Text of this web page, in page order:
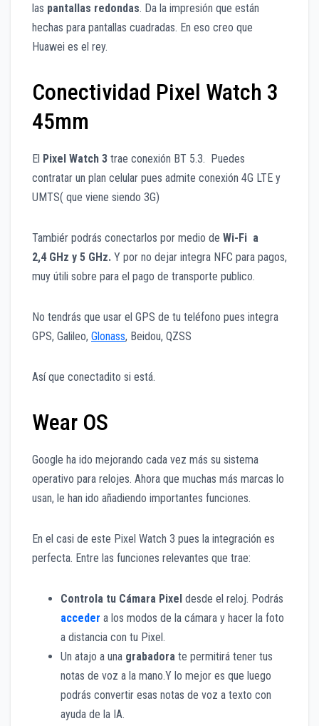
las pantallas redondas. Da la impresión que están
hechas para pantallas cuadradas. En eso creo que
Huawei es el rey.
Conectividad Pixel Watch 3
45mm
El Pixel Watch 3 trae conexión BT 5.3. Puedes
contratar un plan celular pues admite conexión 4G LTE y
UMTS( que viene siendo 3G)
Tambiér podrás conectarlos por medio de Wi-Fi a
2,4 GHz y 5 GHz. Y por no dejar integra NFC para pagos,
muy útili sobre para el pago de transporte publico.
No tendrás que usar el GPS de tu teléfono pues integra
GPS, Galileo, Glonass, Beidou, QZSS
Así que conectadito si está.
Wear OS
Google ha ido mejorando cada vez más su sistema
operativo para relojes. Ahora que muchas más marcas lo
usan, le han ido añadiendo importantes funciones.
En el casi de este Pixel Watch 3 pues la integración es
perfecta. Entre las funciones relevantes que trae:
Controla tu Cámara Pixel desde el reloj. Podrás
acceder a los modos de la cámara y hacer la foto
a distancia con tu Pixel.
Un atajo a una grabadora te permitirá tener tus
notas de voz a la mano.Y lo mejor es que luego
podrás convertir esas notas de voz a texto con
ayuda de la IA.